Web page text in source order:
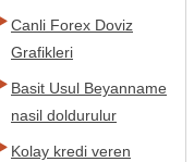
Canli Forex Doviz
Grafikleri
Basit Usul Beyanname
nasil doldurulur
Kolay kredi veren